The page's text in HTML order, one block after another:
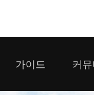
배틀그라
가이드 커